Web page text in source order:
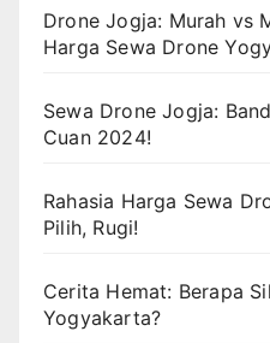
Drone Jogja: Murah vs
Harga Sewa Drone
Sewa Drone Jogja:
Cuan 2024!
Rahasia Harga Sewa
Pilih, Rugi!
Cerita Hemat: Berapa
Yogyakarta?